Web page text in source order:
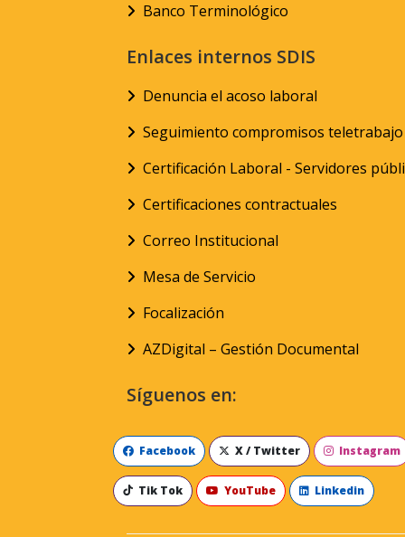
Banco Terminológico
Enlaces internos SDIS
Denuncia el acoso laboral
Seguimiento compromisos teletrabajo
Certificación Laboral - Servidores
Certificaciones contractuales
Correo Institucional
Mesa de Servicio
Focalización
AZDigital – Gestión Documental
Síguenos en:
Facebook X / Twitter Instagram
Tik Tok YouTube Linkedin